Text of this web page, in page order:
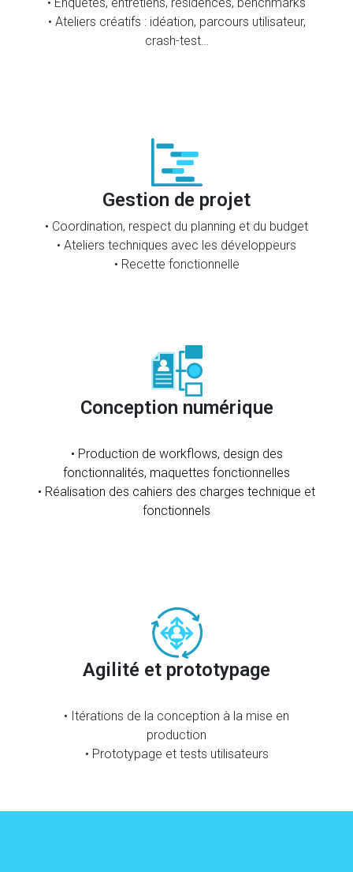
• Enquêtes, entretiens, résidences, benchmarks
• Ateliers créatifs : idéation, parcours utilisateur,
crash-test…
Gestion de projet
• Coordination, respect du planning et du budget
• Ateliers techniques avec les développeurs
• Recette fonctionnelle
Conception numérique
• Production de workflows, design des
fonctionnalités, maquettes fonctionnelles
• Réalisation des cahiers des charges technique et
fonctionnels
Agilité et prototypage
• Itérations de la conception à la mise en
production
• Prototypage et tests utilisateurs